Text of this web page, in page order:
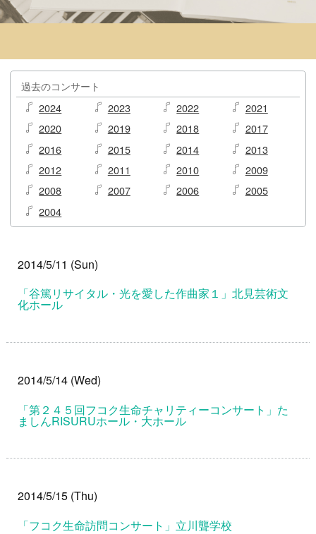
過去のコンサート
2024
2023 2022
2021
2020
2019 2018
2017
2016
2015 2014
2013
2012
2011 2010
2009
2008
2007 2006
2005
2004
2014/5/11 (Sun)
「谷篤リサイタル・光を愛した作曲家１」北見芸術文
化ホール
2014/5/14 (Wed)
「第２４５回フコク生命チャリティーコンサート」た
ましんRISURUホール・大ホール
2014/5/15 (Thu)
「フコク生命訪問コンサート」立川聾学校